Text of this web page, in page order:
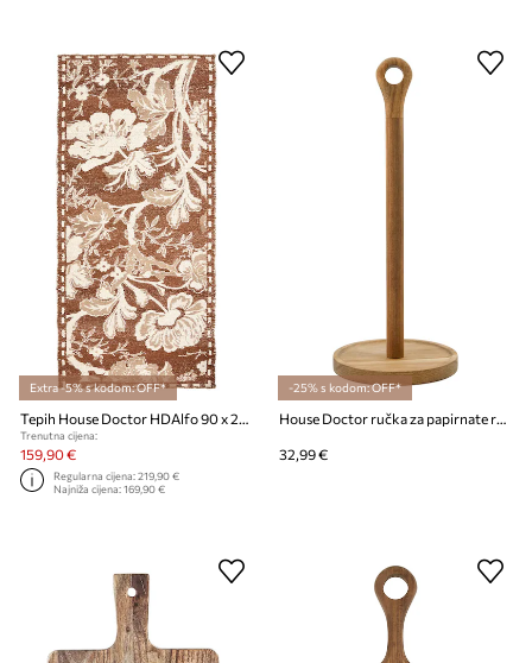
Extra -5% s kodom: OFF*
Tepih House Doctor HDAlfo 90 x 200 cm
Trenutna cijena:
159,90 €
Regularna cijena:219,90 €
Najniža cijena:169,90 €
-25% s kodom: OFF*
House Doctor ručka za papirnate ručnike od drveta akacije 33 x 14 cm
32,99 €